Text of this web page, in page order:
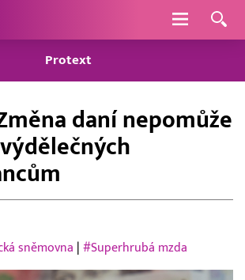
Navigace
Protext
daní nepomůže
sněmovna #Superhrubá mzda